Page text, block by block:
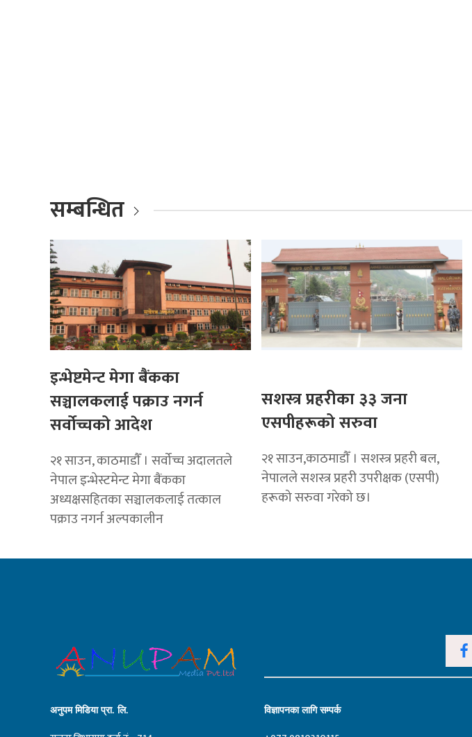
सम्बन्धित
इन्भेष्टमेन्ट मेगा बैंकका
सञ्चालकलाई पक्राउ नगर्न
सर्वोच्चको आदेश
२१ साउन, काठमाडाैँ । सर्वोच्च अदालतले
नेपाल इन्भेस्टमेन्ट मेगा बैंकका
अध्यक्षसहितका सञ्चालकलाई तत्काल
पक्राउ नगर्न अल्पकालीन
सशस्त्र प्रहरीका ३३ जना
एसपीहरूको सरुवा
२१ साउन,काठमाडौँ । सशस्त्र प्रहरी बल,
नेपालले सशस्त्र प्रहरी उपरीक्षक (एसपी)
हरूको सरुवा गरेको छ।
अनुपम मिडिया प्रा. लि. विज्ञापनका लागि सम्पर्क